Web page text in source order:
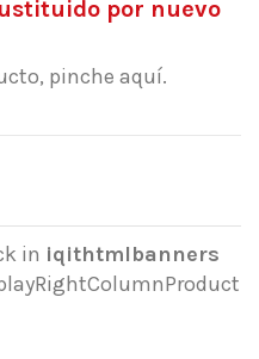
por nuevo
pinche aquí.
in iqithtmlbanners